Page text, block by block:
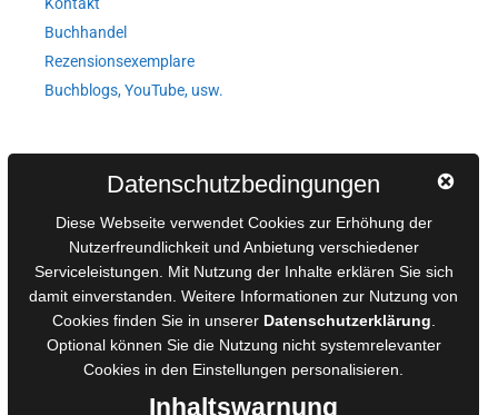
Kontakt
Buchhandel
Rezensionsexemplare
Buchblogs, YouTube, usw.
AGB für Medienprojekte
Online-Artikel
Manuskripte einreichen
Ausschreibungen
Belegexemplare
Eigenbedarfsexemplare
Datenschutzbedingungen
Diese Webseite verwendet Cookies zur Erhöhung der
Nutzerfreundlichkeit und Anbietung verschiedener
Serviceleistungen. Mit Nutzung der Inhalte erklären Sie sich
damit einverstanden. Weitere Informationen zur Nutzung von
Cookies finden Sie in unserer Datenschutzerklärung
Optional können Sie die Nutzung nicht systemrelevanter
Cookies in den Einstellungen personalisieren.
Inhaltswarnung